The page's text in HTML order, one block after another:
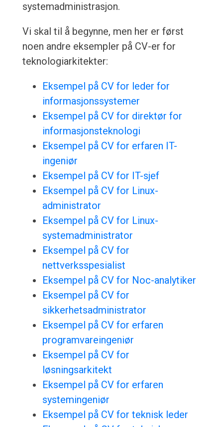
systemadministrasjon.
Vi skal til å begynne, men her er først
noen andre eksempler på CV-er for
teknologiarkitekter:
Eksempel på CV for leder for
informasjonssystemer
Eksempel på CV for direktør for
informasjonsteknologi
Eksempel på CV for erfaren IT-
ingeniør
Eksempel på CV for IT-sjef
Eksempel på CV for Linux-
administrator
Eksempel på CV for Linux-
systemadministrator
Eksempel på CV for
nettverksspesialist
Eksempel på CV for Noc-analytiker
Eksempel på CV for
sikkerhetsadministrator
Eksempel på CV for erfaren
programvareingeniør
Eksempel på CV for
løsningsarkitekt
Eksempel på CV for erfaren
systemingeniør
Eksempel på CV for teknisk leder